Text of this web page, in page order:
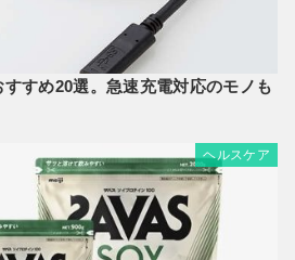
すめ20選。急速充電対応のモノも
ヘルスケア